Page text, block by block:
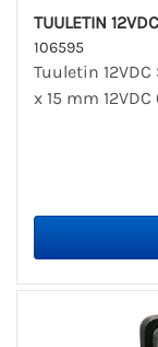
TUULETIN
106595
Tuuletin
x 15 mm